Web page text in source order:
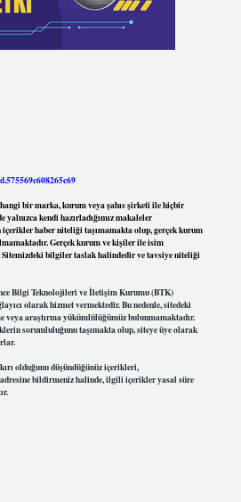
bir marka, kurum veya şahıs şirketi ile hiçbir
yalnızca kendi hazırladığımız makaleler
haber niteliği taşımamakta olup, gerçek kurum
Gerçek kurum ve kişiler ile isim
bilgiler taslak halindedir ve tavsiye niteliği
Bilgi Teknolojileri ve İletişim Kurumu (BTK)
olarak hizmet vermektedir. Bu nedenle, sitedeki
araştırma yükümlülüğümüz bulunmamaktadır.
sorumluluğunu taşımakta olup, siteye üye olarak
olduğunu düşündüğünüz içerikleri,
bildirmeniz halinde, ilgili içerikler yasal süre